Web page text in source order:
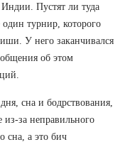
Индии. Пустят ли туда
турнир, которого
У него заканчивался
об этом
сна и бодрствования,
из-за неправильного
сна, а это бич